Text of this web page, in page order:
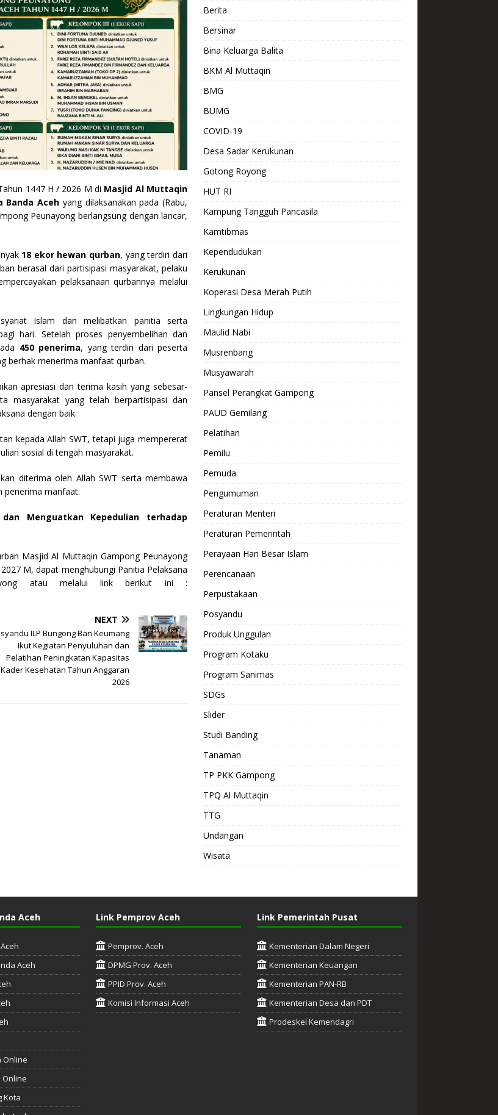
1447 H / 2026 M di Masjid Al Muttaqin
Banda Aceh yang dilaksanakan pada (Rabu,
Peunayong berlangsung dengan lancar,
18 ekor hewan qurban, yang terdiri dari
berasal dari partisipasi masyarakat, pelaku
pelaksanaan qurbannya melalui
Islam dan melibatkan panitia serta
hari. Setelah proses penyembelihan dan
450 penerima, yang terdiri dari peserta
berhak menerima manfaat qurban.
apresiasi dan terima kasih yang sebesar-
masyarakat yang telah berpartisipasi dan
dengan baik.
kepada Allah SWT, tetapi juga mempererat
sosial di tengah masyarakat.
diterima oleh Allah SWT serta membawa
penerima manfaat.
Menguatkan Kepedulian terhadap
Masjid Al Muttaqin Gampong Peunayong
M, dapat menghubungi Panitia Pelaksana
atau melalui link berikut ini :
NEXT
ILP Bungong Ban Keumang
Ikut Kegiatan Penyuluhan dan
Pelatihan Peningkatan Kapasitas
Kader Kesehatan Tahun Anggaran
2026
Berita
Bersinar
Bina Keluarga Balita
BKM Al Muttaqin
BMG
BUMG
COVID-19
Desa Sadar Kerukunan
Gotong Royong
HUT RI
Kampung Tangguh Pancasila
Kamtibmas
Kependudukan
Kerukunan
Koperasi Desa Merah Putih
Lingkungan Hidup
Maulid Nabi
Musrenbang
Musyawarah
Pansel Perangkat Gampong
PAUD Gemilang
Pelatihan
Pemilu
Pemuda
Pengumuman
Peraturan Menteri
Peraturan Pemerintah
Perayaan Hari Besar Islam
Perencanaan
Perpustakaan
Posyandu
Produk Unggulan
Program Kotaku
Program Sanimas
SDGs
Slider
Studi Banding
Tanaman
TP PKK Gampong
TPQ Al Muttaqin
TTG
Undangan
Wisata
Aceh
Aceh
Online
Online
Kota
Link Pemprov Aceh
Pemprov. Aceh
DPMG Prov. Aceh
PPID Prov. Aceh
Komisi Informasi Aceh
Link Pemerintah Pusat
Kementerian Dalam Negeri
Kementerian Keuangan
Kementerian PAN-RB
Kementerian Desa dan PDT
Prodeskel Kemendagri